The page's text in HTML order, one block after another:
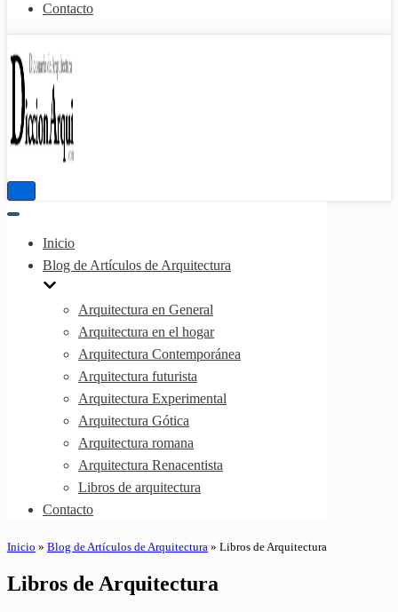
Contacto
Menú
Menú
navegación
Inicio
Blog de Artículos de Arquitectura
Arquitectura en General
Arquitectura en el hogar
Arquitectura Contemporánea
Arquitectura futurista
Arquitectura Experimental
Arquitectura Gótica
Arquitectura romana
Arquitectura Renacentista
Libros de arquitectura
Contacto
Inicio » Blog de Artículos de Arquitectura » Libros de Arquitectura
Libros de Arquitectura